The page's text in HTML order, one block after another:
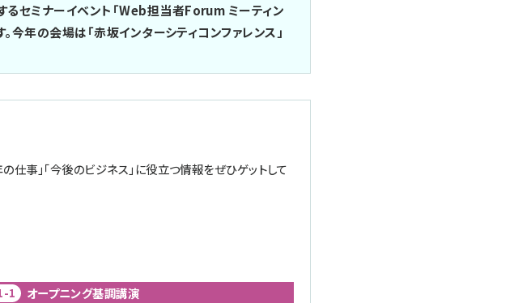
るセミナーイベント「Web担当者Forum ミーティン
今年の会場は「赤坂インターシティコンファレンス」
仕事」「今後のビジネス」に役立つ情報をぜひゲットして
1 オープニング基調講演